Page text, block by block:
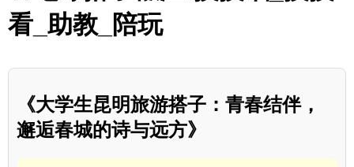
看_助教_陪玩
《大学生昆明旅游搭子：青春结伴，
邂逅春城的诗与远方》